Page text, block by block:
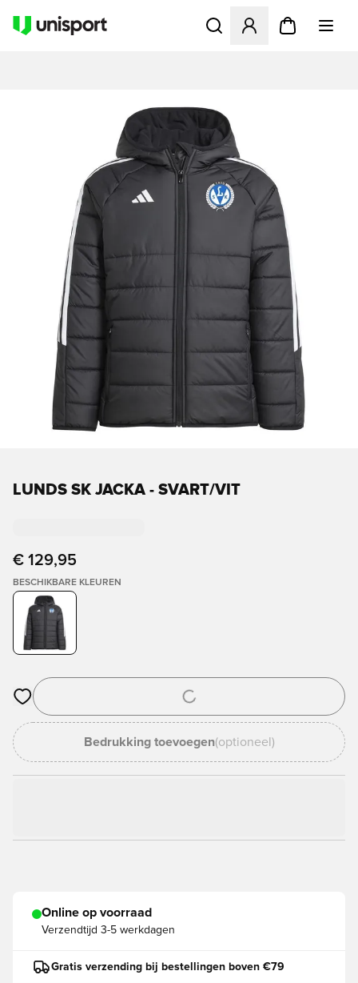
Opent een venster om in
LUNDS SK JACKA - SVART/VIT
€ 129,95
BESCHIKBARE KLEUREN
Opent een venster om in te loggen of je aan te melden als lid
Bedrukking toevoegen(optioneel)
Online op voorraad
Verzendtijd 3-5 werkdagen
Gratis verzending bij bestellingen boven €79